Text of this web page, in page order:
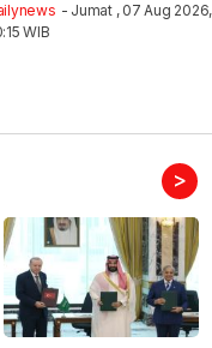
- Jumat , 07 Aug 2026,
WIB
>